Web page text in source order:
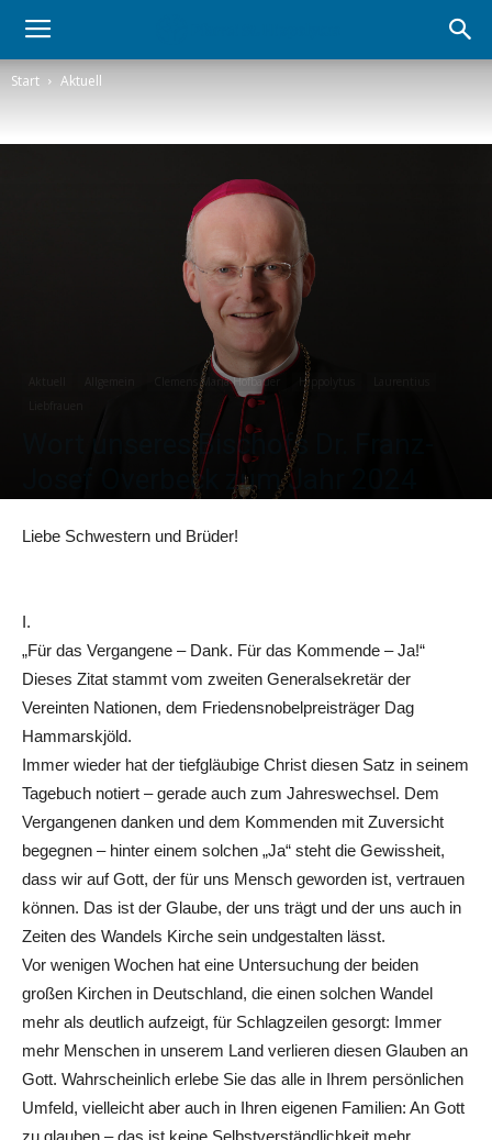
Start Aktuell
Clemens Maria-Hofbauer Hippolytus
Wort unseres Bischofs Dr. Franz-
Josef Overbeck zum Jahr 2024
Liebe Schwestern und Brüder!
I.
„Für das Vergangene – Dank. Für das Kommende – Ja!“
Dieses Zitat stammt vom zweiten Generalsekretär der
Vereinten Nationen, dem Friedensnobelpreisträger Dag
Hammarskjöld.
Immer wieder hat der tiefgläubige Christ diesen Satz in seinem
Tagebuch notiert – gerade auch zum Jahreswechsel. Dem
Vergangenen danken und dem Kommenden mit Zuversicht
begegnen – hinter einem solchen „Ja“ steht die Gewissheit,
dass wir auf Gott, der für uns Mensch geworden ist, vertrauen
können. Das ist der Glaube, der uns trägt und der uns auch in
Zeiten des Wandels Kirche sein undgestalten lässt.
Vor wenigen Wochen hat eine Untersuchung der beiden
großen Kirchen in Deutschland, die einen solchen Wandel
mehr als deutlich aufzeigt, für Schlagzeilen gesorgt: Immer
mehr Menschen in unserem Land verlieren diesen Glauben an
Gott. Wahrscheinlich erlebe Sie das alle in Ihrem persönlichen
Umfeld, vielleicht aber auch in Ihren eigenen Familien: An Gott
zu glauben – das ist keine Selbstverständlichkeit mehr.